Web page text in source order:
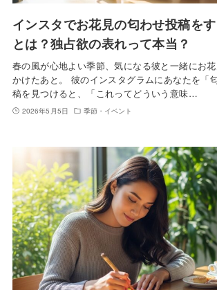
インスタでお花見の匂わせ投稿を
とは？独占欲の表れって本当？
春の風が心地よい季節、気になる彼と一緒にお
かけたあと。 彼のインスタグラムにあなたを「
稿を見つけると、「これってどういう意味…
2026年5月5日 季節・イベント